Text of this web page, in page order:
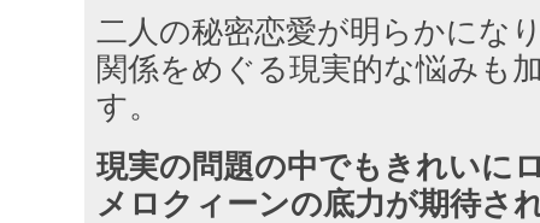
二人の秘密恋愛が明らかにな
関係をめぐる現実的な悩みも
す。
現実の問題の中でもきれいに
メロクィーンの底力が期待さ